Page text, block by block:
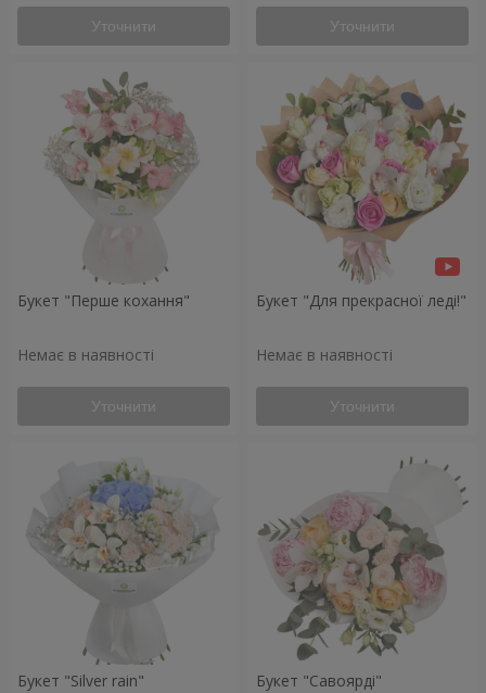
Уточнити Уточнити
Букет "Перше кохання"
Немає в наявності
Уточнити
Букет "Для прекрасної леді!"
Немає в наявності
Уточнити
Букет "Silver rain" Букет "Савоярді"